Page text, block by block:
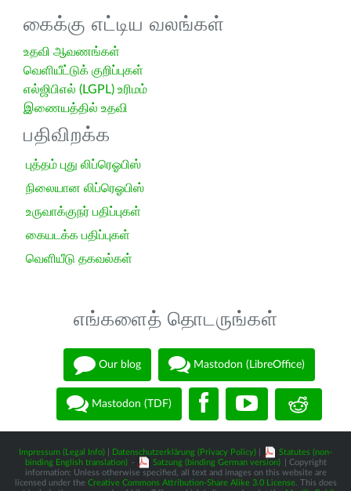
கைக்கு எட்டிய வலங்கள்
உதவி ஆவணங்கள்
வெளியீட்டுக் குறிப்புகள்
எல்ஜிபிஎல் (LGPL) உரிமம்
இணையத்தில் உதவி
பதிவிறக்க
புத்தம் புது லிப்ரெஓபிஸ்
நிலையான லிப்ரெஓபிஸ்
உருவாக்குநர் பதிப்புகள்
கையடக்க பதிப்புகள்
வெளியீடு தகவல்கள்
எங்களைத் தொடருங்கள்
Our blog Mastodon (LibreOffice)
Mastodon (TDF)
Impressum (Legal Info) Datenschutzerklärung (Privacy Policy)
Statutes (non-
binding English translation) - Satzung (binding German version)
| Copyright
information: Unless otherwise specified, all text and images on this website are
licensed under the Creative Commons Attribution-Share Alike 3.0 License. This does